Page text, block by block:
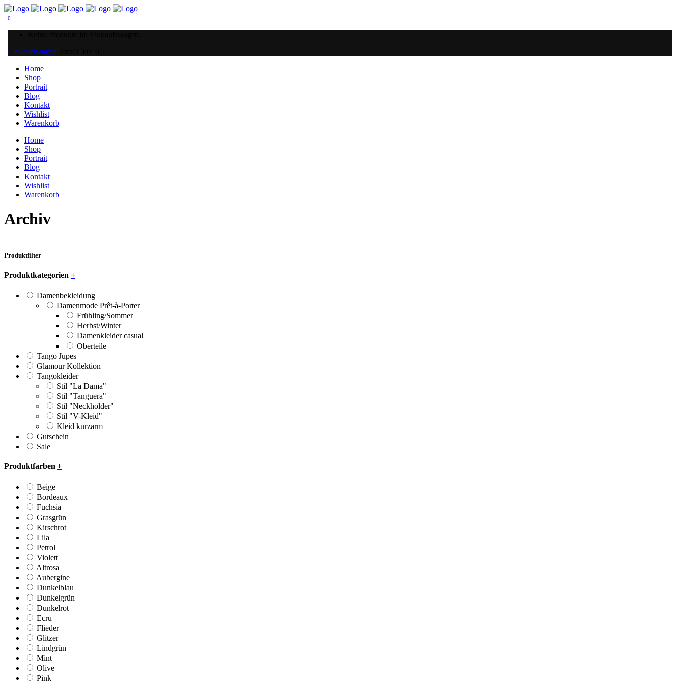
0
Einkaufswagen
Home
Shop
Portrait
Blog
Kontakt
Wishlist
Warenkorb
Home
Shop
Portrait
Blog
Kontakt
Wishlist
Warenkorb
Archiv
Produktfilter
Produktkategorien +
Damenbekleidung
Damenmode Prêt-à-Porter
Frühling/Sommer
Herbst/Winter
Damenkleider casual
Oberteile
Tango Jupes
Glamour Kollektion
Tangokleider
Stil "La Dama"
Stil "Tanguera"
Stil "Neckholder"
Stil "V-Kleid"
Kleid kurzarm
Gutschein
Sale
Produktfarben +
Beige
Bordeaux
Fuchsia
Grasgrün
Kirschrot
Lila
Petrol
Violett
Altrosa
Aubergine
Dunkelblau
Dunkelgrün
Dunkelrot
Ecru
Flieder
Glitzer
Lindgrün
Mint
Olive
Pink